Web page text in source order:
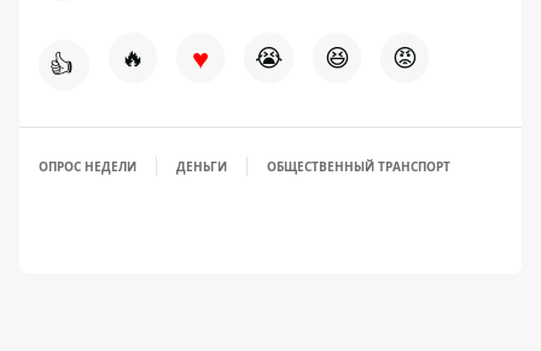
👍 🔥 ♥ 😭 😆 😡
ОПРОС НЕДЕЛИ ДЕНЬГИ ОБЩЕСТВЕННЫЙ ТРАНСПОРТ